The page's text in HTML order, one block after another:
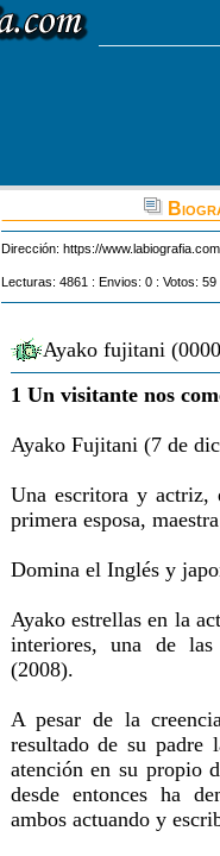
Dirección: https://
Lecturas: 4861 : Envios: 0 : Votos:
Ayako fujitani
1 Un visitante nos
Ayako Fujitani (7 de
Una escritora y actriz,
primera esposa,
Domina el Inglés y
Ayako estrellas en la
interiores, una de
(2008).
A pesar de la
resultado de su padre
atención en su propio
desde entonces ha
ambos actuando y